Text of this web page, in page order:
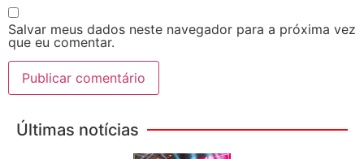
Salvar meus dados neste navegador para a próxima vez
que eu comentar.
Últimas notícias